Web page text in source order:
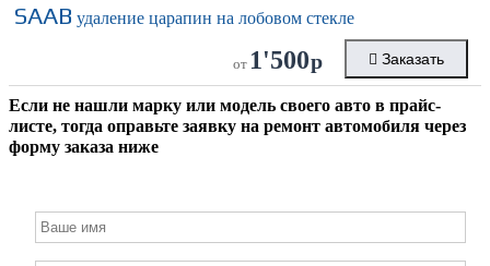
SAAB удаление царапин на лобовом стекле
от 1'500р Заказать
Если не нашли марку или модель своего авто в прайс-
листе, тогда оправьте заявку на ремонт автомобиля через
форму заказа ниже